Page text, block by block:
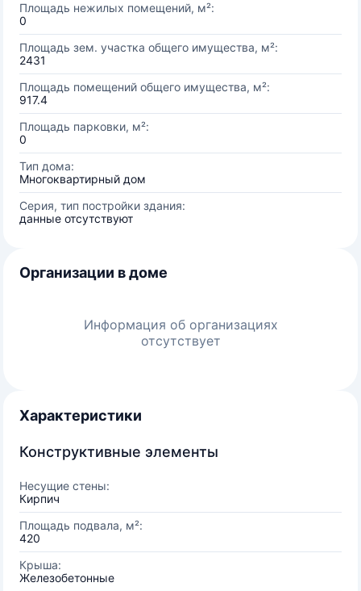
Площадь нежилых помещений, м²:
0
Площадь зем. участка общего имущества, м²:
2431
Площадь помещений общего имущества, м²:
917.4
Площадь парковки, м²:
0
Тип дома:
Многоквартирный дом
Серия, тип постройки здания:
данные отсутствуют
Организации в доме
Информация об организациях
отсутствует
Характеристики
Конструктивные элементы
Несущие стены:
Кирпич
Площадь подвала, м²:
420
Крыша:
Железобетонные